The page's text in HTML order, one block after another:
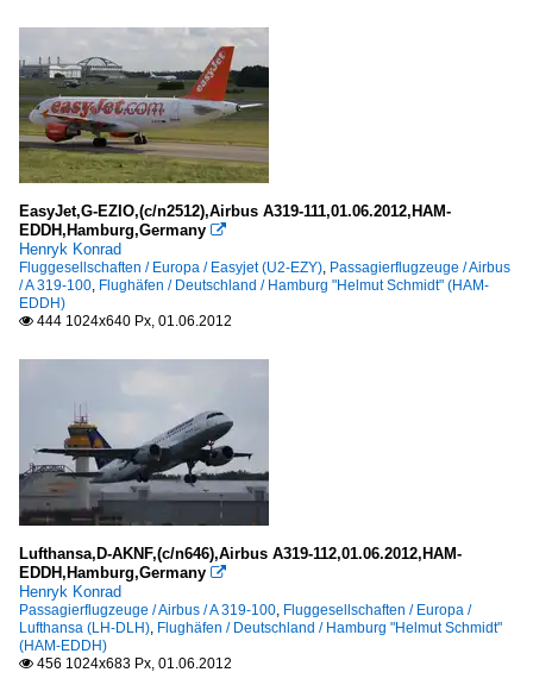
EasyJet,G-EZIO,(c/n2512),Airbus A319-111,01.06.2012,HAM-
EDDH,Hamburg,Germany 
Henryk Konrad
Fluggesellschaften / Europa / Easyjet (U2-EZY), Passagierflugzeuge / Airbus
/ A 319-100, Flughäfen / Deutschland / Hamburg "Helmut Schmidt" (HAM-
EDDH)
 444 1024x640 Px, 01.06.2012
Lufthansa,D-AKNF,(c/n646),Airbus A319-112,01.06.2012,HAM-
EDDH,Hamburg,Germany 
Henryk Konrad
Passagierflugzeuge / Airbus / A 319-100, Fluggesellschaften / Europa /
Lufthansa (LH-DLH), Flughäfen / Deutschland / Hamburg "Helmut Schmidt"
(HAM-EDDH)
 456 1024x683 Px, 01.06.2012